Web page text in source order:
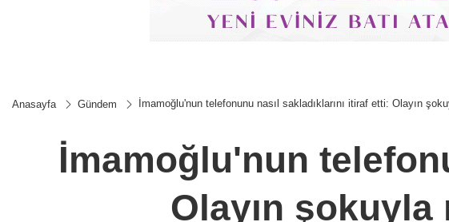
Anasayfa Gündem İmamoğlu'nun telefonunu nasıl sakladıklarını itiraf etti: Olayın
İmamoğlu'nun
Olayın şokuyla